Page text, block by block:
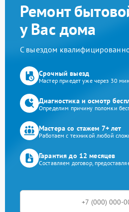
Ремонт
у Вас дома
С выездом
Срочный выезд
Мастер приедет уже через 30
Диагностика и осмотр
Определим причину поломки
Мастера со стажем 7+ лет
Работаем с техникой любой
Гарантия до 12 месяцев
Составляем договор,